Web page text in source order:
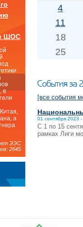
4
11
18
25
События за
[все события
01 сентября 2023
С 1 по 15
рамках Лиги
ШОС
в
а
ЭЭС
2645